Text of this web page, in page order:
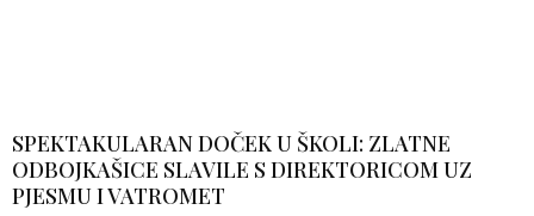
SPEKTAKULARAN DOČEK U ŠKOLI: ZLATNE
ODBOJKAŠICE SLAVILE S DIREKTORICOM UZ
PJESMU I VATROMET